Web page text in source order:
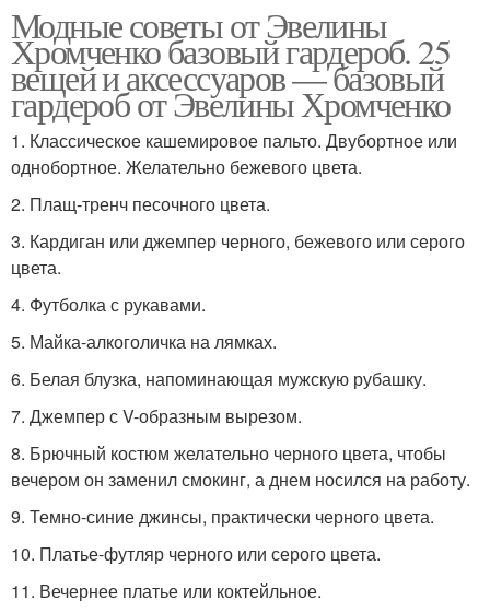
Модные советы от Эвелины
Хромченко базовый гардероб. 25
вещей и аксессуаров — базовый
гардероб от Эвелины Хромченко
1. Классическое кашемировое пальто. Двубортное или
однобортное. Желательно бежевого цвета.
2. Плащ-тренч песочного цвета.
3. Кардиган или джемпер черного, бежевого или серого
цвета.
4. Футболка с рукавами.
5. Майка-алкоголичка на лямках.
6. Белая блузка, напоминающая мужскую рубашку.
7. Джемпер с V-образным вырезом.
8. Брючный костюм желательно черного цвета, чтобы
вечером он заменил смокинг, а днем носился на работу.
9. Темно-синие джинсы, практически черного цвета.
10. Платье-футляр черного или серого цвета.
11. Вечернее платье или коктейльное.